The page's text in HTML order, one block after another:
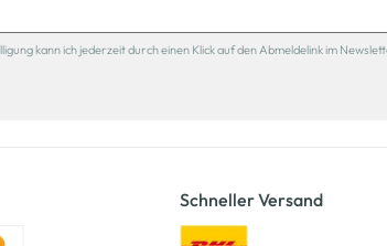
kann ich jederzeit durch einen Klick auf den Abmeldelink im
Schneller Versand